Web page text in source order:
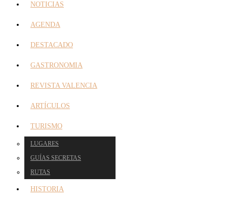
NOTICIAS
AGENDA
DESTACADO
GASTRONOMIA
REVISTA VALENCIA
ARTÍCULOS
TURISMO
LUGARES
GUÍAS SECRETAS
RUTAS
HISTORIA